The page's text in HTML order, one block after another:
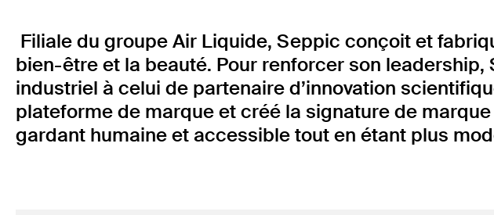
Filiale du groupe Air Liquide, Seppic conçoit et
bien-être et la beauté. Pour renforcer son
industriel à celui de partenaire d’innovation
plateforme de marque et créé la signature de
gardant humaine et accessible tout en étant plus